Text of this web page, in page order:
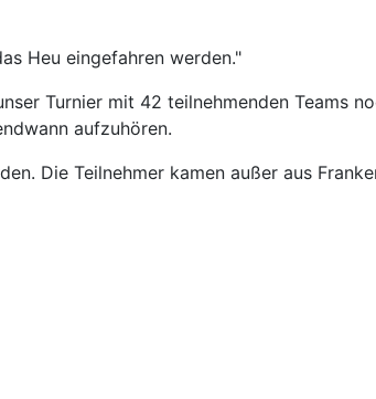
Heu eingefahren werden."
Turnier mit 42 teilnehmenden Teams
aufzuhören.
Die Teilnehmer kamen außer aus